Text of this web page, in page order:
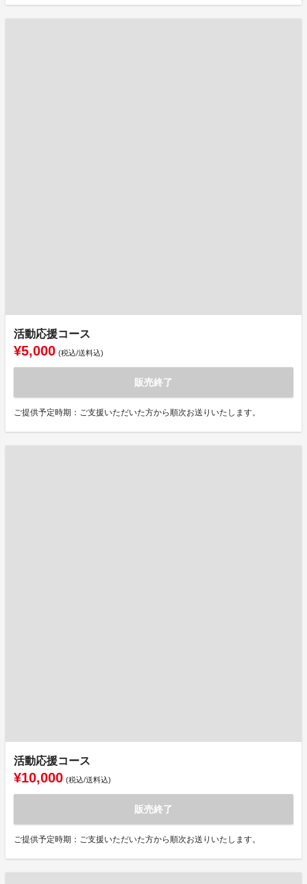
活動応援コース
¥5,000 (税込/送料込)
販売終了
ご提供予定時期：ご支援いただいた方から順次お送りいたします。
活動応援コース
¥10,000 (税込/送料込)
販売終了
ご提供予定時期：ご支援いただいた方から順次お送りいたします。